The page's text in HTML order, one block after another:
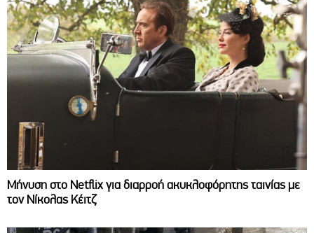
Μήνυση στο Netflix για διαρροή ακυκλοφόρητης ταινίας με
τον Νίκολας Κέιτζ